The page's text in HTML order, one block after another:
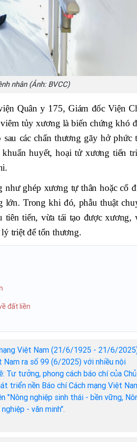
nhân (Ảnh: BVCC)
Quân y 175, Giám đốc Viện
tủy xương là biến chứng khó
các chấn thương gãy hở phức
huyết, hoại tử xương tiến
như ghép xương tự thân hoặc cố
lớn. Trong khi đó, phẫu thuật
tiến, vừa tái tạo được xương,
triệt để tổn thương.
đất liền
Việt Nam (21/6/1925 - 21/6/
ra số 99 (6/2025) với nhiều nội
Tư tưởng, phong cách báo chí của Chủ
triển nền Báo chí Cách mạng Việt
"Nông nghiệp sinh thái - bền vững,
- văn minh".